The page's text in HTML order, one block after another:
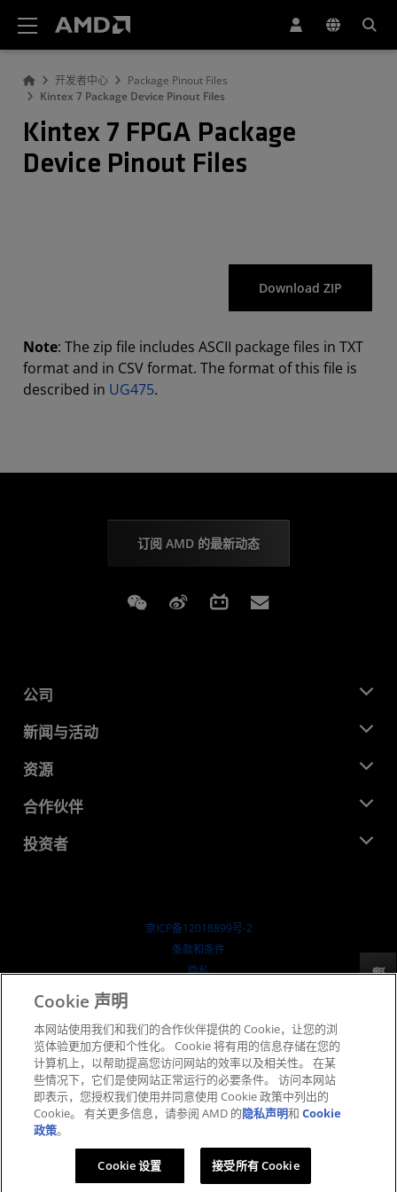
开发者中心
Package Pinout Files
Kintex 7 Package Device Pinout Files
Kintex 7 FPGA Package
Device Pinout Files
Download ZIP
Note: The zip file includes ASCII package files in TXT
format and in CSV format. The format of this file is
described in UG475.
订阅 AMD 的最新动态
Weixin Weibo Bilibili
公司
关于 AMD
企业责任
就业机会
联系我们
新闻与活动
新闻中心
媒体库
资源
开发中心
成功案例
合作伙伴
AMD 合作伙伴中心
投资者
京ICP备12018899号-2
​条款和条件
隐私
公开公平竞争
英国税收策略
Cookie 政策
Cookie 设置
反馈
Cookie 声明
本网站使用我们和我们的合作伙伴提供的 Cookie，让您的浏
览体验更加方便和个性化。 Cookie 将有用的信息存储在您的
计算机上，以帮助提高您访问网站的效率以及相关性。 在某
些情况下，它们是使网站正常运行的必要条件。 访问本网站
即表示，您授权我们使用并同意使用 Cookie 政策中列出的
Cookie。 有关更多信息，请参阅 AMD 的隐私声明和Cookie
政策。
Cookie 设置 接受所有 Cookie